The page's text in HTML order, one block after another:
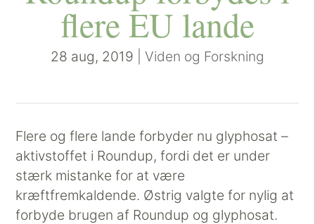
flere EU lande
28 aug, 2019 Viden og Forskning
Flere og flere lande forbyder nu glyphosat –
aktivstoffet i Roundup, fordi det er under
stærk mistanke for at være
kræftfremkaldende. Østrig valgte for nylig at
forbyde brugen af Roundup og glyphosat.